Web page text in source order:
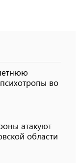
во
атакуют
области